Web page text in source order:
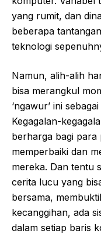
yang rumit, dan
beberapa
teknologi
Namun, alih-alih
bisa merangkul
‘ngawur’ ini
Kegagalan-
berharga bagi
memperbaiki dan
mereka. Dan tentu
cerita lucu yang
bersama,
kecanggihan, ada
dalam setiap baris